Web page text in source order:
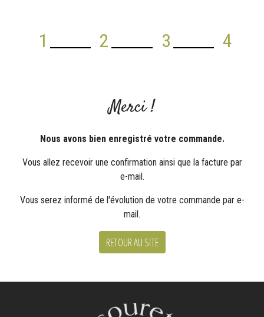
1 2 3 4
Merci !
Nous avons bien enregistré votre commande.
Vous allez recevoir une confirmation ainsi que la facture par
e-mail.
Vous serez informé de l'évolution de votre commande par e-
mail.
RETOUR AU SITE